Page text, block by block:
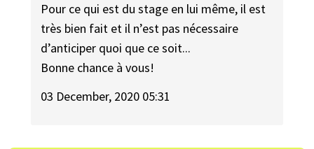
Pour ce qui est du stage en lui même, il est
très bien fait et il n’est pas nécessaire
d’anticiper quoi que ce soit...
Bonne chance à vous!
03 December, 2020 05:31